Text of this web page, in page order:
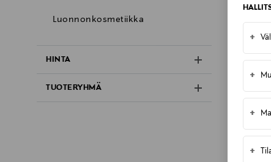
+
+
+
+
Luonnonkosmetiikka
HINTA
TUOTERYHMÄ